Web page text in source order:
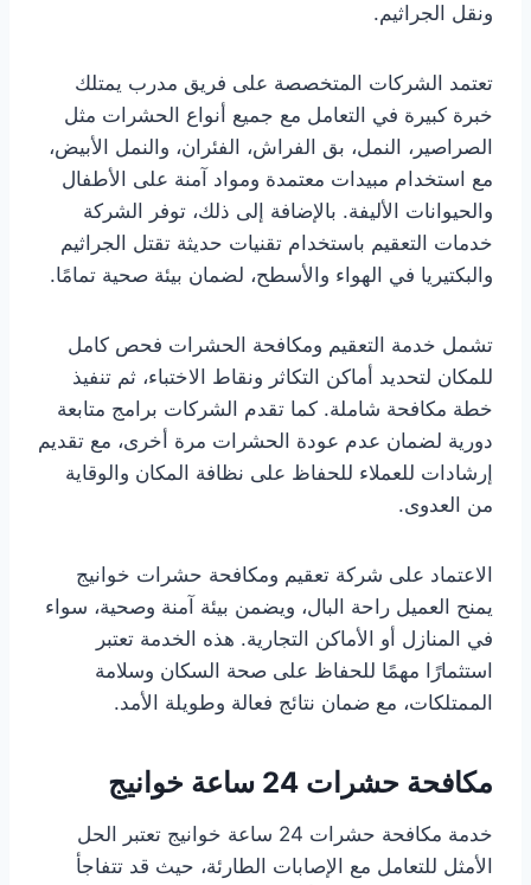
ونقل الجراثيم.
تعتمد الشركات المتخصصة على فريق مدرب يمتلك
خبرة كبيرة في التعامل مع جميع أنواع الحشرات مثل
الصراصير، النمل، بق الفراش، الفئران، والنمل الأبيض،
مع استخدام مبيدات معتمدة ومواد آمنة على الأطفال
والحيوانات الأليفة. بالإضافة إلى ذلك، توفر الشركة
خدمات التعقيم باستخدام تقنيات حديثة تقتل الجراثيم
والبكتيريا في الهواء والأسطح، لضمان بيئة صحية تمامًا.
تشمل خدمة التعقيم ومكافحة الحشرات فحص كامل
للمكان لتحديد أماكن التكاثر ونقاط الاختباء، ثم تنفيذ
خطة مكافحة شاملة. كما تقدم الشركات برامج متابعة
دورية لضمان عدم عودة الحشرات مرة أخرى، مع تقديم
إرشادات للعملاء للحفاظ على نظافة المكان والوقاية
من العدوى.
الاعتماد على شركة تعقيم ومكافحة حشرات خوانيج
يمنح العميل راحة البال، ويضمن بيئة آمنة وصحية، سواء
في المنازل أو الأماكن التجارية. هذه الخدمة تعتبر
استثمارًا مهمًا للحفاظ على صحة السكان وسلامة
الممتلكات، مع ضمان نتائج فعالة وطويلة الأمد.
مكافحة حشرات 24 ساعة خوانيج
خدمة مكافحة حشرات 24 ساعة خوانيج تعتبر الحل
الأمثل للتعامل مع الإصابات الطارئة، حيث قد تتفاجأ